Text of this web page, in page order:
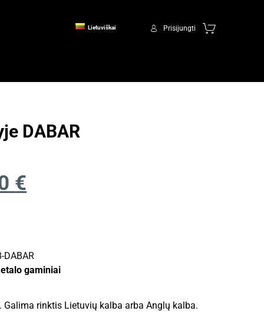
Prisijungti
Lietuviškai
DABAR
€
DABAR
gaminiai
Galima rinktis Lietuvių kalba arba Anglų kalba.